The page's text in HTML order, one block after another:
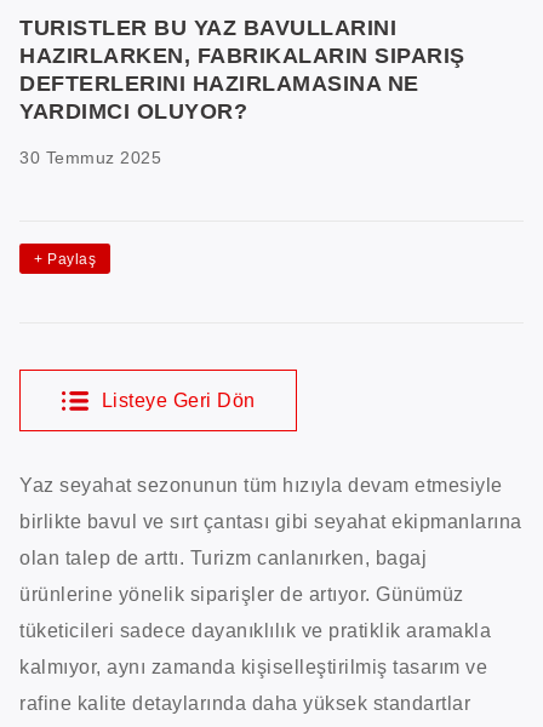
TURISTLER BU YAZ BAVULLARINI
HAZIRLARKEN, FABRIKALARIN SIPARIŞ
DEFTERLERINI HAZIRLAMASINA NE
YARDIMCI OLUYOR?
30 Temmuz 2025
+ Paylaş
Listeye Geri Dön
Yaz seyahat sezonunun tüm hızıyla devam etmesiyle
birlikte bavul ve sırt çantası gibi seyahat ekipmanlarına
olan talep de arttı. Turizm canlanırken, bagaj
ürünlerine yönelik siparişler de artıyor. Günümüz
tüketicileri sadece dayanıklılık ve pratiklik aramakla
kalmıyor, aynı zamanda kişiselleştirilmiş tasarım ve
rafine kalite detaylarında daha yüksek standartlar